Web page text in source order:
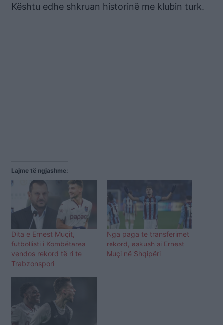
Kështu edhe shkruan historinë me klubin turk.
Lajme të ngjashme:
Dita e Ernest Muçit,
futbollisti i Kombëtares
vendos rekord të ri te
Trabzonspori
Nga paga te transferimet
rekord, askush si Ernest
Muçi në Shqipëri